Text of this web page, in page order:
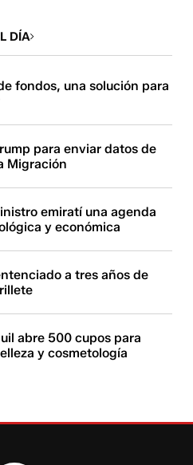
DÍA
fondos, una solución para
para enviar datos de
Migración
emiratí una agenda
y económica
a tres años de
abre 500 cupos para
y cosmetología